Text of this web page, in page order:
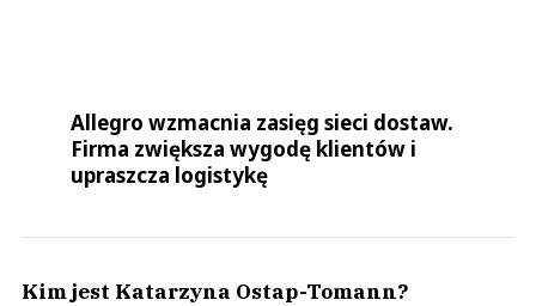
Allegro wzmacnia zasięg sieci dostaw.
Firma zwiększa wygodę klientów i
upraszcza logistykę
Kim jest Katarzyna Ostap-Tomann?